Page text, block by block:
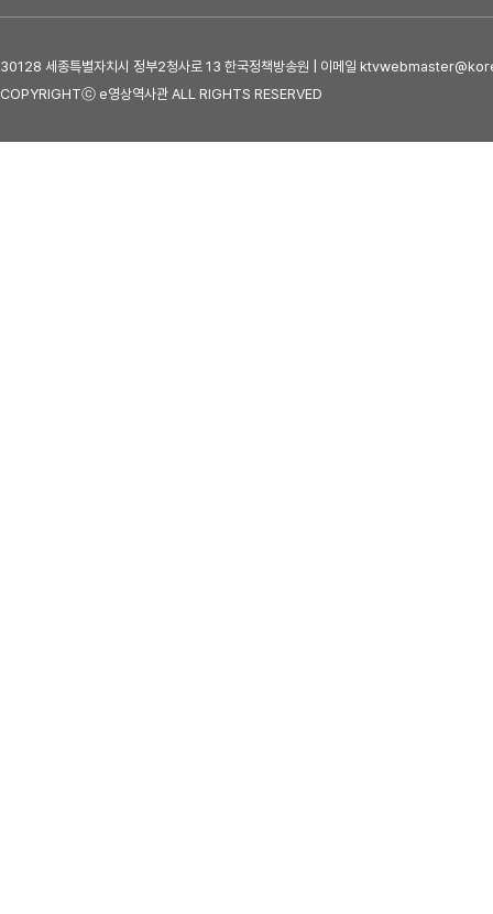
30128 세종특별자치시 정부2청사로 13 한국정책방송원 | 이메일
COPYRIGHTⓒ e영상역사관 ALL RIGHTS RESERVED